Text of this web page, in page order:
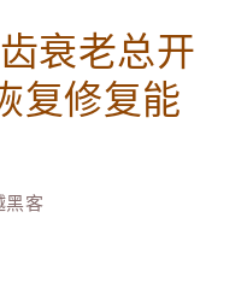
衰老总开
复修复能
黑客